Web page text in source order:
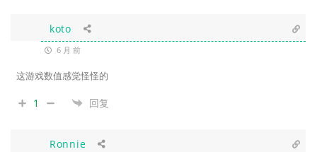
koto
6 月 前
这游戏数值感觉怪怪的
1 回复
Ronnie